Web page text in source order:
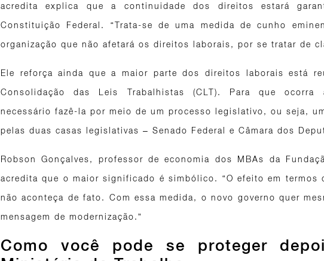
acredita explica que a continuidade dos direitos estará
Constituição Federal. “Trata-se de uma medida de cunho
organização que não afetará os direitos laborais, por se tratar de
Ele reforça ainda que a maior parte dos direitos laborais está
Consolidação das Leis Trabalhistas (CLT). Para que ocorra
necessário fazê-la por meio de um processo legislativo, ou seja,
pelas duas casas legislativas – Senado Federal e Câmara dos
Robson Gonçalves, professor de economia dos MBAs da
acredita que o maior significado é simbólico. “O efeito em termos
não aconteça de fato. Com essa medida, o novo governo quer
mensagem de modernização.”
Como você pode se proteger